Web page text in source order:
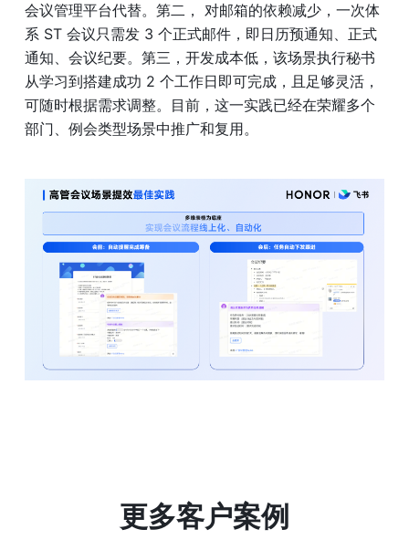
会议管理平台代替。第二， 对邮箱的依赖减少，一次体
系 ST 会议只需发 3 个正式邮件，即日历预通知、正式
通知、会议纪要。第三，开发成本低，该场景执行秘书
从学习到搭建成功 2 个工作日即可完成，且足够灵活，
可随时根据需求调整。目前，这一实践已经在荣耀多个
部门、例会类型场景中推广和复用。
更多客户案例